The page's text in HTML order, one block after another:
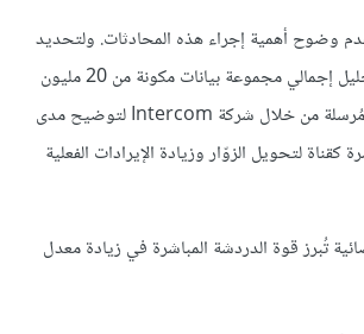
وضوح أهمية إجراء هذه المحادثات. ولتحديد
مدى أهميتها، قمنا بتحليل إجمالي مجموعة بيانات مكونة من 20 مليون
رسالة دردشة مباشرة مُرسلة من خلال شركة Intercom لتوضيح مدى
كقناة لتحويل الزوّار وزيادة الإيرادات الفعلية
تُبرز قوة الدردشة المباشرة في زيادة معدل